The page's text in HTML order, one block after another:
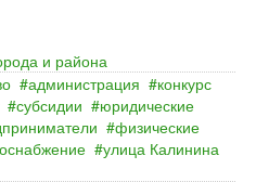
и района
администрация
конкурс
субсидии
юридические
физические
улица Калинина